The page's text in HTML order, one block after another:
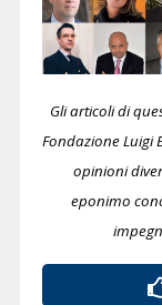
Gli articoli di
Fondazione Luigi
opinioni
eponimo